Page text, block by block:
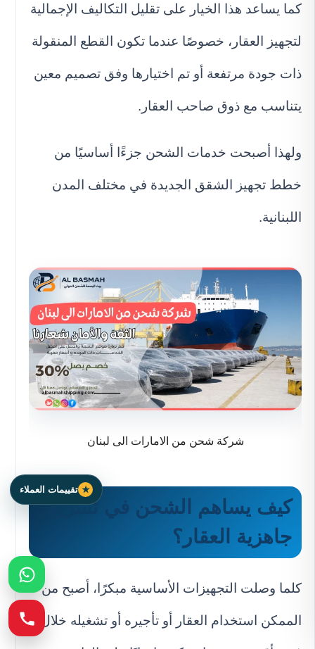
كما يساعد هذا الخيار على تقليل التكاليف الإجمالية
لتجهيز العقار، خصوصًا عندما تكون القطع المنقولة
ذات جودة مرتفعة أو تم اختيارها وفق تصميم معين
يتناسب مع ذوق صاحب العقار.
ولهذا أصبحت خدمات الشحن جزءًا أساسيًا من
خطط تجهيز الشقق الجديدة في مختلف المدن
اللبنانية.
شركة شحن من الامارات الى لبنان
كيف يساهم الشحن في تسريع
جاهزية العقار؟
كلما وصلت التجهيزات الأساسية مبكرًا، أصبح من
الممكن استخدام العقار أو تأجيره أو تشغيله خلال
تقييمات العملاء